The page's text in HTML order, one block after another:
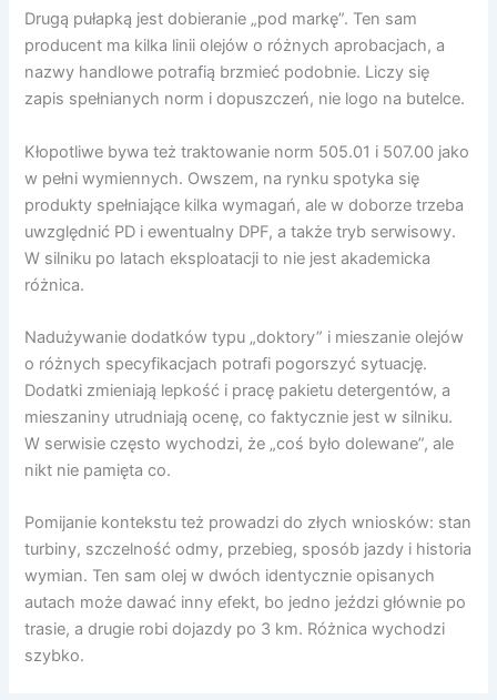
Drugą pułapką jest dobieranie „pod markę”. Ten sam
producent ma kilka linii olejów o różnych aprobacjach, a
nazwy handlowe potrafią brzmieć podobnie. Liczy się
zapis spełnianych norm i dopuszczeń, nie logo na butelce.
Kłopotliwe bywa też traktowanie norm 505.01 i 507.00 jako
w pełni wymiennych. Owszem, na rynku spotyka się
produkty spełniające kilka wymagań, ale w doborze trzeba
uwzględnić PD i ewentualny DPF, a także tryb serwisowy.
W silniku po latach eksploatacji to nie jest akademicka
różnica.
Nadużywanie dodatków typu „doktory” i mieszanie olejów
o różnych specyfikacjach potrafi pogorszyć sytuację.
Dodatki zmieniają lepkość i pracę pakietu detergentów, a
mieszaniny utrudniają ocenę, co faktycznie jest w silniku.
W serwisie często wychodzi, że „coś było dolewane”, ale
nikt nie pamięta co.
Pomijanie kontekstu też prowadzi do złych wniosków: stan
turbiny, szczelność odmy, przebieg, sposób jazdy i historia
wymian. Ten sam olej w dwóch identycznie opisanych
autach może dawać inny efekt, bo jedno jeździ głównie po
trasie, a drugie robi dojazdy po 3 km. Różnica wychodzi
szybko.